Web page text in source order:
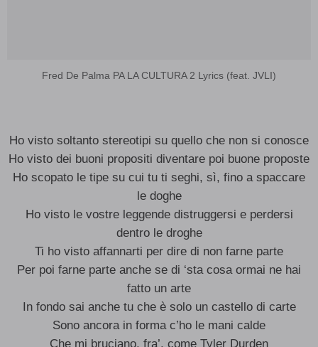
Fred De Palma PA LA CULTURA 2 Lyrics (feat. JVLI)
Ho visto soltanto stereotipi su quello che non si conosce
Ho visto dei buoni propositi diventare poi buone proposte
Ho scopato le tipe su cui tu ti seghi, sì, fino a spaccare
le doghe
Ho visto le vostre leggende distruggersi e perdersi
dentro le droghe
Ti ho visto affannarti per dire di non farne parte
Per poi farne parte anche se di ‘sta cosa ormai ne hai
fatto un arte
In fondo sai anche tu che è solo un castello di carte
Sono ancora in forma c’ho le mani calde
Che mi bruciano, fra’, come Tyler Durden